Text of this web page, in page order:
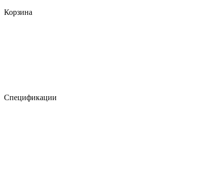
Корзина
Спецификации